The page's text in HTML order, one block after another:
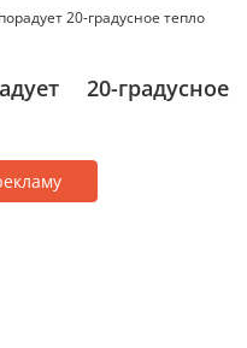
20-градусное тепло
20-градусное